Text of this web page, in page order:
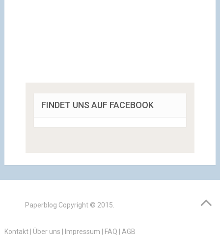
FINDET UNS AUF FACEBOOK
Paperblog Copyright © 2015.
Kontakt| Über uns | Impressum | FAQ | AGB